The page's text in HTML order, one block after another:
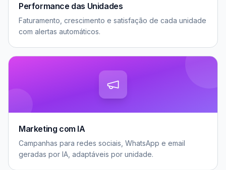
Performance das Unidades
Faturamento, crescimento e satisfação de cada unidade
com alertas automáticos.
Marketing com IA
Campanhas para redes sociais, WhatsApp e email
geradas por IA, adaptáveis por unidade.